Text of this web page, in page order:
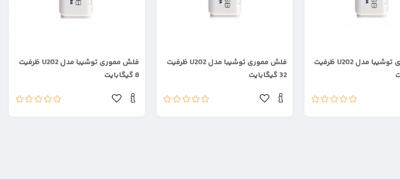
فلش مموری توشیبا مدل U202 ظرفیت
فلش مموری توشیبا مدل U202 ظرفیت
32 گیگابایت
فلش مموری توشیبا مدل U202 ظرفیت
8 گیگابایت